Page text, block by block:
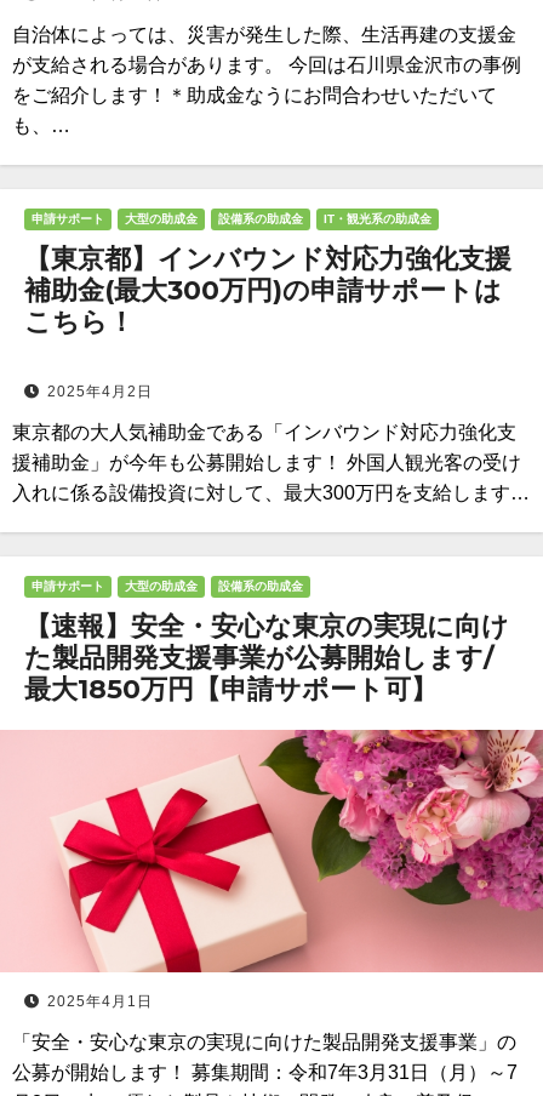
自治体によっては、災害が発生した際、生活再建の支援金
が支給される場合があります。 今回は石川県金沢市の事例
をご紹介します！＊助成金なうにお問合わせいただいて
も、…
申請サポート 大型の助成金 設備系の助成金 IT・観光系の助成金
【東京都】インバウンド対応力強化支援
補助金(最大300万円)の申請サポートは
こちら！
2025年4月2日
東京都の大人気補助金である「インバウンド対応力強化支
援補助金」が今年も公募開始します！ 外国人観光客の受け
入れに係る設備投資に対して、最大300万円を支給します…
申請サポート 大型の助成金 設備系の助成金
【速報】安全・安心な東京の実現に向け
た製品開発支援事業が公募開始します/
最大1850万円【申請サポート可】
2025年4月1日
「安全・安心な東京の実現に向けた製品開発支援事業」の
公募が開始します！ 募集期間：令和7年3月31日（月）～7